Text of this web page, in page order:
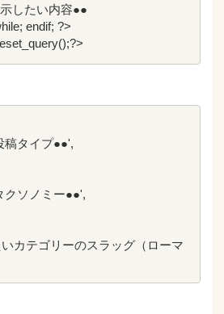
wp_reset_query();?>
稿タイプ●●',
クソノミー●●',
カテゴリーのスラッグ（ローマ